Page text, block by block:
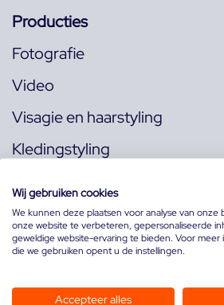
Producties
Fotografie
Video
Visagie en haarstyling
Kledingstyling
Volg ons op:
Wij gebruiken cookies
We kunnen deze plaatsen voor analyse van onze
onze website te verbeteren, gepersonaliseerde
geweldige website-ervaring te bieden. Voor
die we gebruiken opent u de instellingen.
Accepteer alles